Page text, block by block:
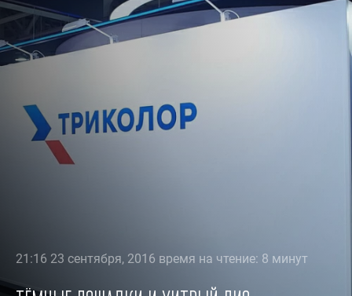
21:16 23 сентября, 2016 время на чтение: 8 минут